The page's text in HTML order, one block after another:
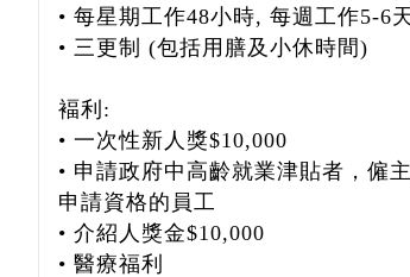
• 每星期工作48小時, 每週工作5-6
• 三更制 (包括用膳及小休時間)
褔利:
• 一次性新人獎$10,000
• 申請政府中高齡就業津貼者，僱
申請資格的員工
• 介紹人獎金$10,000
• 醫療福利